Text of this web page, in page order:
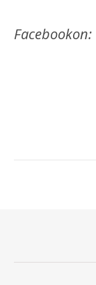
Facebookon: